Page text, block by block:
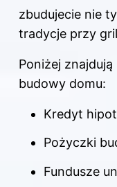
zbudujecie nie
tradycje przy
Poniżej
budowy domu:
Kredyt
Pożyczki
Fundusze